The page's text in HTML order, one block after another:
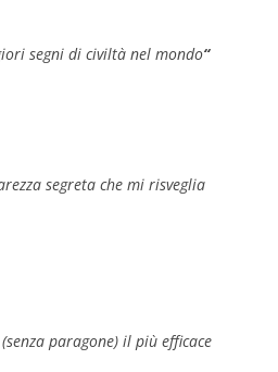
segni di civiltà nel mondo“
segreta che mi risveglia
paragone) il più efficace